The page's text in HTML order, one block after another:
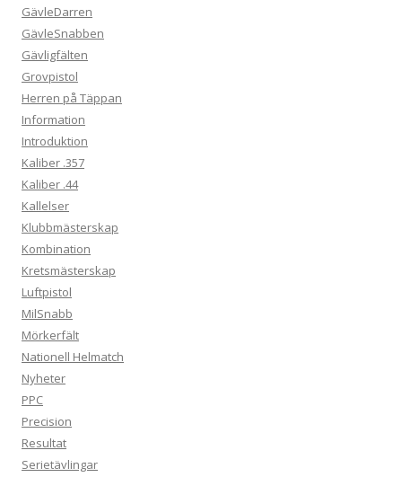
GävleDarren
GävleSnabben
Gävligfälten
Grovpistol
Herren på Täppan
Information
Introduktion
Kaliber .357
Kaliber .44
Kallelser
Klubbmästerskap
Kombination
Kretsmästerskap
Luftpistol
MilSnabb
Mörkerfält
Nationell Helmatch
Nyheter
PPC
Precision
Resultat
Serietävlingar